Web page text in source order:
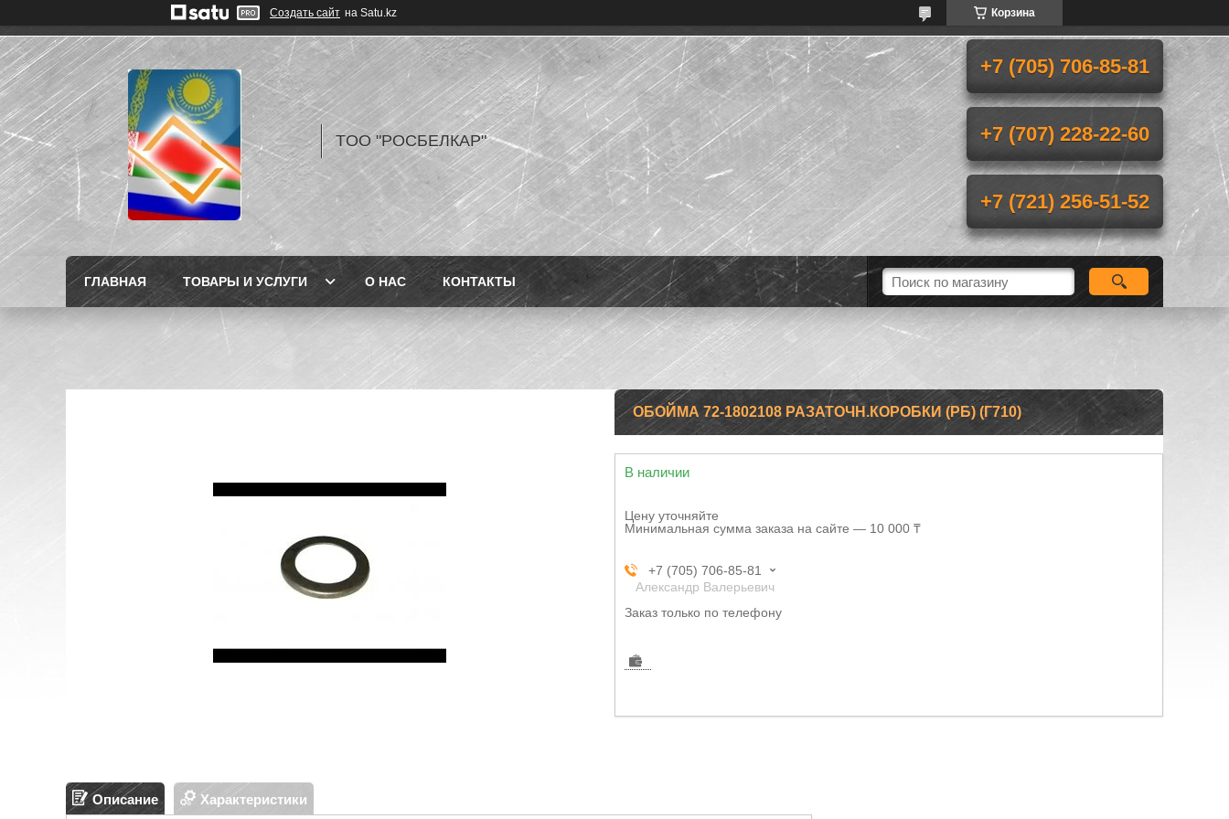
Создать сайт на Satu.kz Корзина
TOO "РОСБЕЛКАР"
+7 (705) 706-85-81
+7 (707) 228-22-60
+7 (721) 256-51-52
ГЛАВНАЯ ТОВАРЫ И УСЛУГИ О НАС КОНТАКТЫ
ОБОЙМА 72-1802108 РАЗАТОЧН.КОРОБКИ (РБ) (Г710)
В наличии
Цену уточняйте
Минимальная сумма заказа на сайте — 10 000 ₸
+7 (705) 706-85-81
Александр Валерьевич
Заказ только по телефону
Описание Характеристики